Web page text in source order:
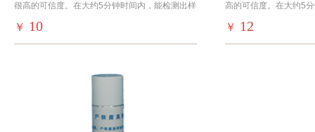
很高的可信度。在大约5分钟时间内，能检测出样
定
￥ 10
高的可信度。在大约5
结果
￥ 12